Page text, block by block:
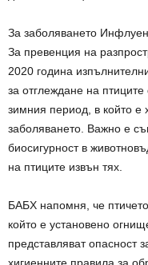
За заболяването
За превенция на
2020 година
за отглеждане на
зимния период, в който е
заболяването. Важно е
биосигурност в
на птиците извън тях.
БАБХ напомня, че
който е установено
представляват опасност